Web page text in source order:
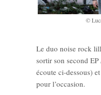
©
Le duo noise rock
sortir son second EP
écoute ci-dessous)
pour l’occasion.